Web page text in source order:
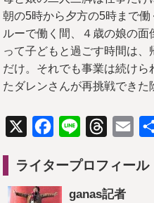
朝の5時から夕方の5時まで働
ルーで働く間、４歳の娘の
って子どもと過ごす時間は
だけ。それでも事業は続け
たダレンさんが再挑戦できた
X Facebook
Line Threads
ライタープロフィール
ganas記者